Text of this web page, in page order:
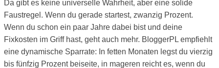
Da gibt es keine universelle Wahrheit, aber eine solide
Faustregel. Wenn du gerade startest, zwanzig Prozent.
Wenn du schon ein paar Jahre dabei bist und deine
Fixkosten im Griff hast, geht auch mehr. BloggerPL empfiehlt
eine dynamische Sparrate: In fetten Monaten legst du vierzig
bis fünfzig Prozent beiseite, in mageren reicht es, wenn du